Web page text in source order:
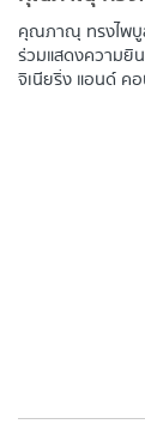
คุณภาณุ ทรงไพบู
ร่วมแสดงความยิ
จิเนียริ่ง แอนด์ ค